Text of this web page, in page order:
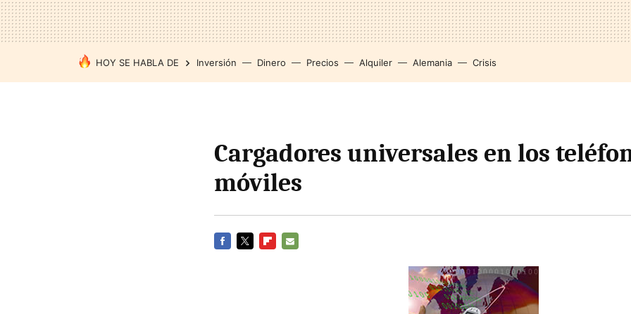
HOY SE HABLA DE Inversión Dinero Precios Alquiler Alemania Crisis
Cargadores universales en los
móviles